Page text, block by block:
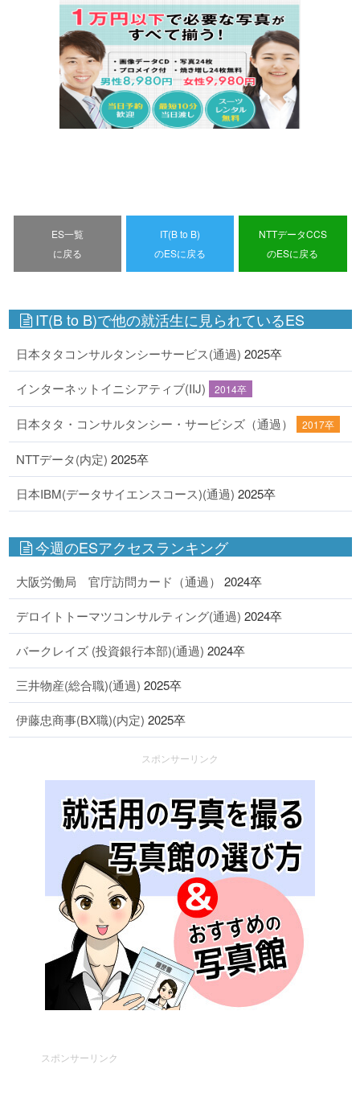
ES一覧
に戻る
IT(B to B)
のESに戻る
NTTデータCCS
のESに戻る
IT(B to B)で他の就活生に見られているES
日本タタコンサルタンシーサービス(通過) 2025卒
インターネットイニシアティブ(IIJ) 2014卒
日本タタ・コンサルタンシー・サービシズ（通過） 2017卒
NTTデータ(内定) 2025卒
日本IBM(データサイエンスコース)(通過) 2025卒
今週のESアクセスランキング
大阪労働局 官庁訪問カード（通過） 2024卒
デロイトトーマツコンサルティング(通過) 2024卒
バークレイズ (投資銀行本部)(通過) 2024卒
三井物産(総合職)(通過) 2025卒
伊藤忠商事(BX職)(内定) 2025卒
スポンサーリンク
スポンサーリンク